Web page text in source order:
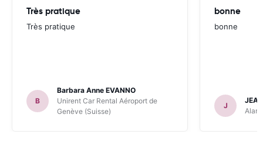
Très pratique
Très pratique
B
Barbara Anne EVANNO
Unirent Car Rental Aéroport de
Genève (Suisse)
bonne
bonne
J